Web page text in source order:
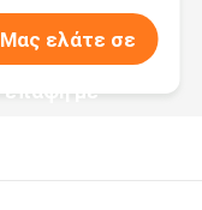
Μας ελάτε σε
επαφή με